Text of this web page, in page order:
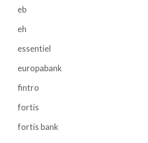
eb
eh
essentiel
europabank
fintro
fortis
fortis bank